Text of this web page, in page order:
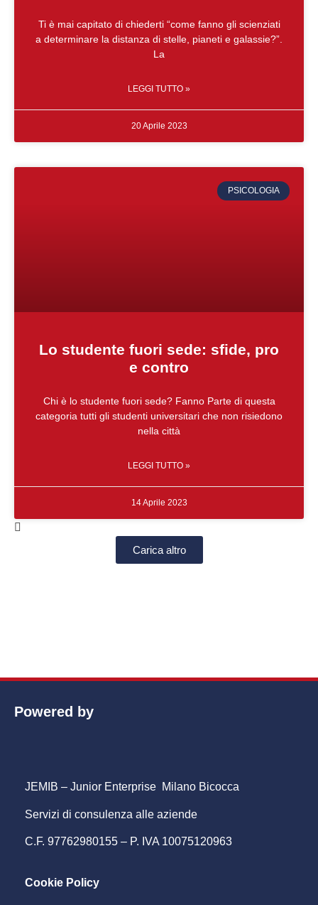
Ti è mai capitato di chiederti “come fanno gli scienziati
a determinare la distanza di stelle, pianeti e galassie?”.
La
LEGGI TUTTO »
20 Aprile 2023
PSICOLOGIA
Lo studente fuori sede: sfide, pro
e contro
Chi è lo studente fuori sede? Fanno Parte di questa
categoria tutti gli studenti universitari che non risiedono
nella città
LEGGI TUTTO »
14 Aprile 2023
Carica altro
Powered by
JEMIB – Junior Enterprise Milano Bicocca
Servizi di consulenza alle aziende
C.F. 97762980155 – P. IVA 10075120963
Cookie Policy